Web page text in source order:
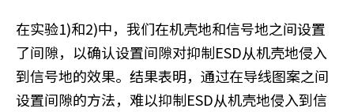
在实验1)和2)中，我们在机壳地和信号地之间设置
了间隙，以确认设置间隙对抑制ESD从机壳地侵入
到信号地的效果。结果表明，通过在导线图案之间
设置间隙的方法，难以抑制ESD从机壳地侵入到信